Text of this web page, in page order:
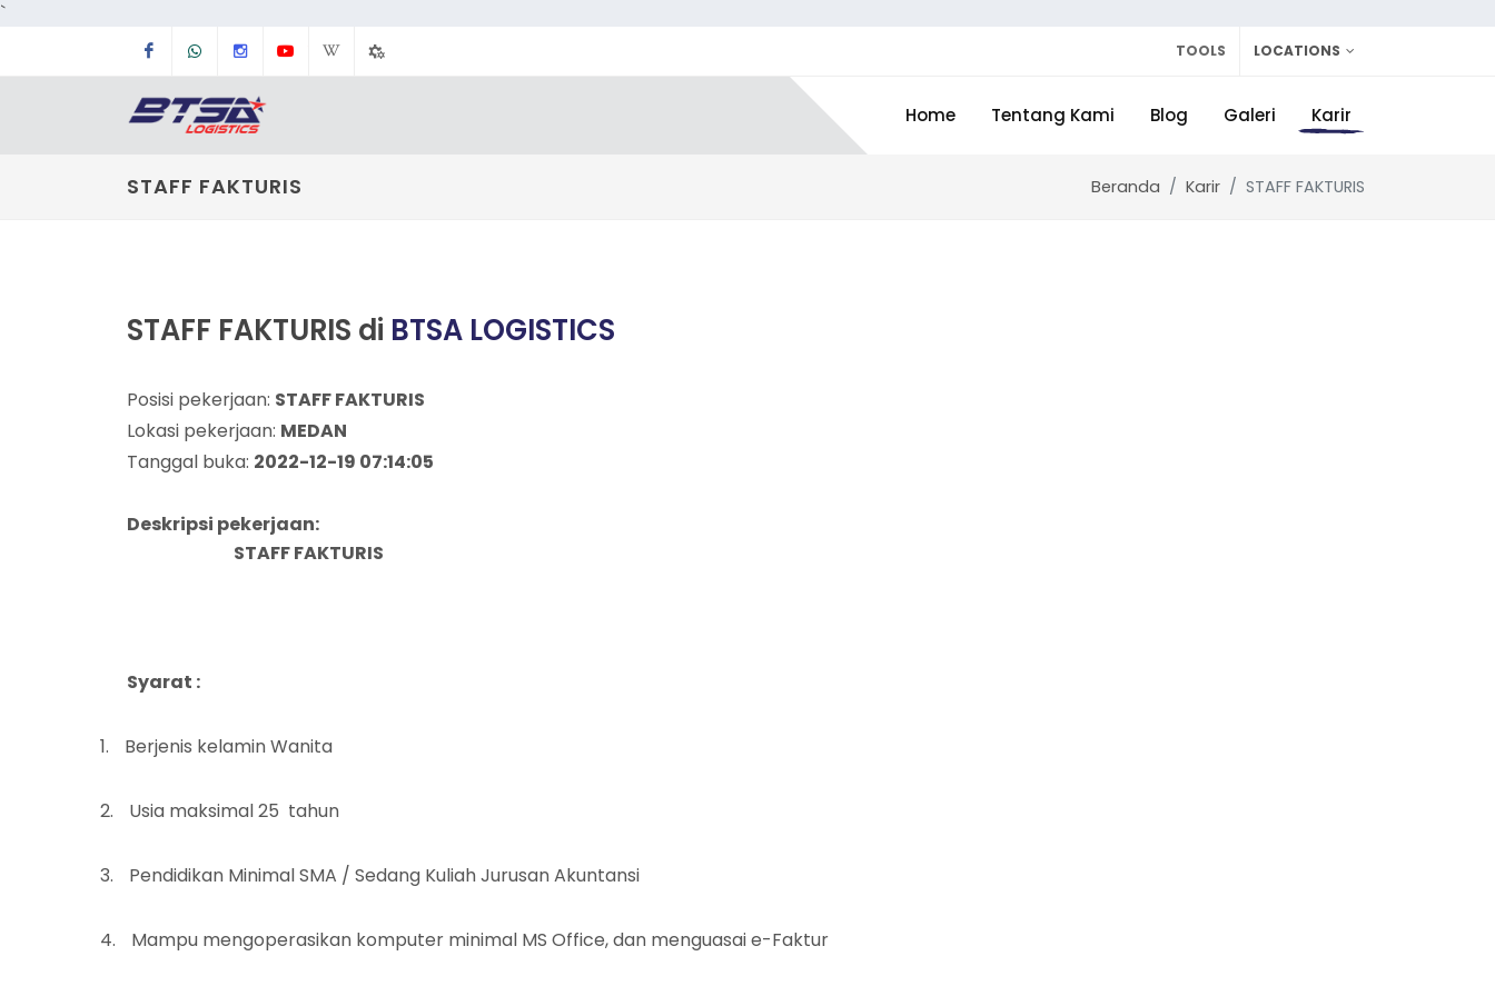
`
FacebookWhatsappInstagramYoutubeWikipedia TOOLS LOCATIONS
Home Tentang Kami Blog Galeri Karir
STAFF FAKTURIS Beranda Karir STAFF FAKTURIS
STAFF FAKTURIS di BTSA LOGISTICS
Posisi pekerjaan: STAFF FAKTURIS
Lokasi pekerjaan: MEDAN
Tanggal buka: 2022-12-19 07:14:05
Deskripsi pekerjaan:
STAFF FAKTURIS
Syarat :
1. Berjenis kelamin Wanita
2. Usia maksimal25 tahun
3. Pendidikan Minimal SMA / Sedang Kuliah Jurusan Akuntansi
4. Mampu mengoperasikan komputer minimal MS Office, dan menguasai e-Faktur